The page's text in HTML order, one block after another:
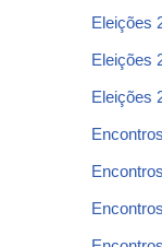
Eleições
Eleições
Eleições